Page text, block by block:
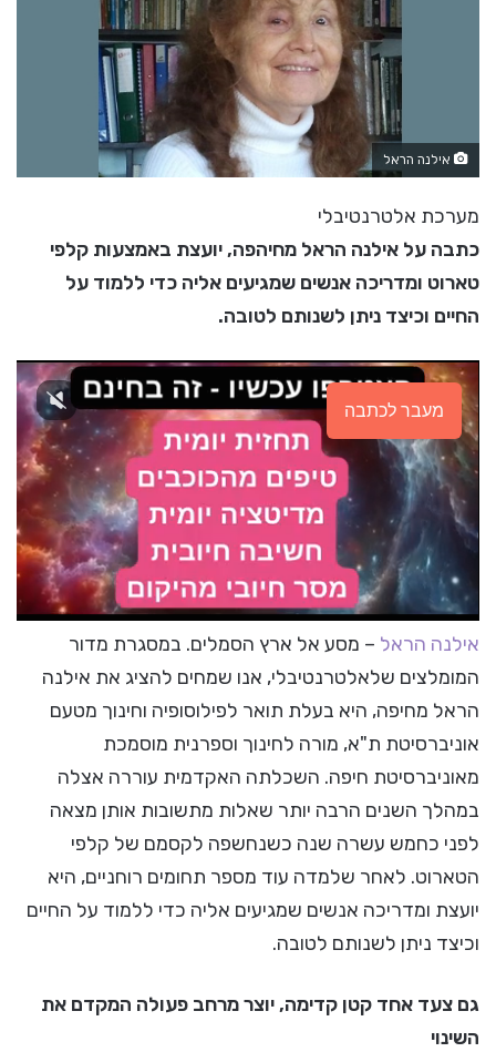
אילנה הראל
מערכת אלטרנטיבלי
כתבה על אילנה הראל מחיהפה, יועצת באמצעות קלפי
טארוט ומדריכה אנשים שמגיעים אליה כדי ללמוד על
החיים וכיצד ניתן לשנותם לטובה.
מעבר לכתבה
אילנה הראל – מסע אל ארץ הסמלים. במסגרת מדור
המומלצים שלאלטרנטיבלי, אנו שמחים להציג את אילנה
הראל מחיפה, היא בעלת תואר לפילוסופיה וחינוך מטעם
אוניברסיטת ת"א, מורה לחינוך וספרנית מוסמכת
מאוניברסיטת חיפה. השכלתה האקדמית עוררה אצלה
במהלך השנים הרבה יותר שאלות מתשובות אותן מצאה
לפני כחמש עשרה שנה כשנחשפה לקסמם של קלפי
הטארוט. לאחר שלמדה עוד מספר תחומים רוחניים, היא
יועצת ומדריכה אנשים שמגיעים אליה כדי ללמוד על החיים
וכיצד ניתן לשנותם לטובה.
גם צעד אחד קטן קדימה, יוצר מרחב פעולה המקדם את
השינוי